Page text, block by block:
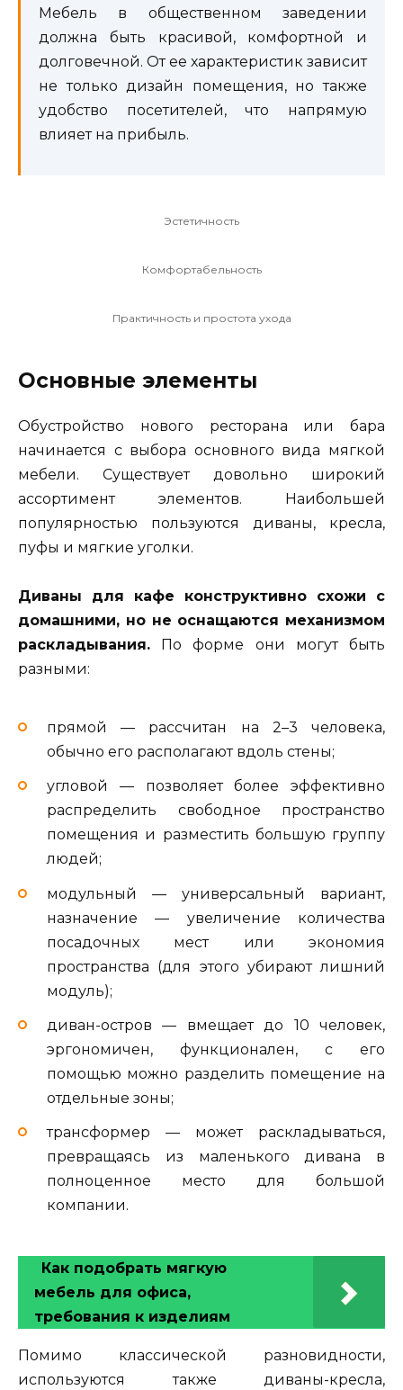
Мебель в общественном заведении
должна быть красивой, комфортной и
долговечной. От ее характеристик зависит
не только дизайн помещения, но также
удобство посетителей, что напрямую
влияет на прибыль.
Эстетичность
Комфортабельность
Практичность и простота ухода
Основные элементы
Обустройство нового ресторана или бара
начинается с выбора основного вида мягкой
мебели. Существует довольно широкий
ассортимент элементов. Наибольшей
популярностью пользуются диваны, кресла,
пуфы и мягкие уголки.
Диваны для кафе конструктивно схожи с
домашними, но не оснащаются механизмом
раскладывания. По форме они могут быть
разными:
прямой — рассчитан на 2–3 человека,
обычно его располагают вдоль стены;
угловой — позволяет более эффективно
распределить свободное пространство
помещения и разместить большую группу
людей;
модульный — универсальный вариант,
назначение — увеличение количества
посадочных мест или экономия
пространства (для этого убирают лишний
модуль);
диван-остров — вмещает до 10 человек,
эргономичен, функционален, с его
помощью можно разделить помещение на
отдельные зоны;
трансформер — может раскладываться,
превращаясь из маленького дивана в
полноценное место для большой
компании.
Как подобрать мягкую
мебель для офиса,
требования к изделиям
Помимо классической разновидности,
используются также диваны-кресла,